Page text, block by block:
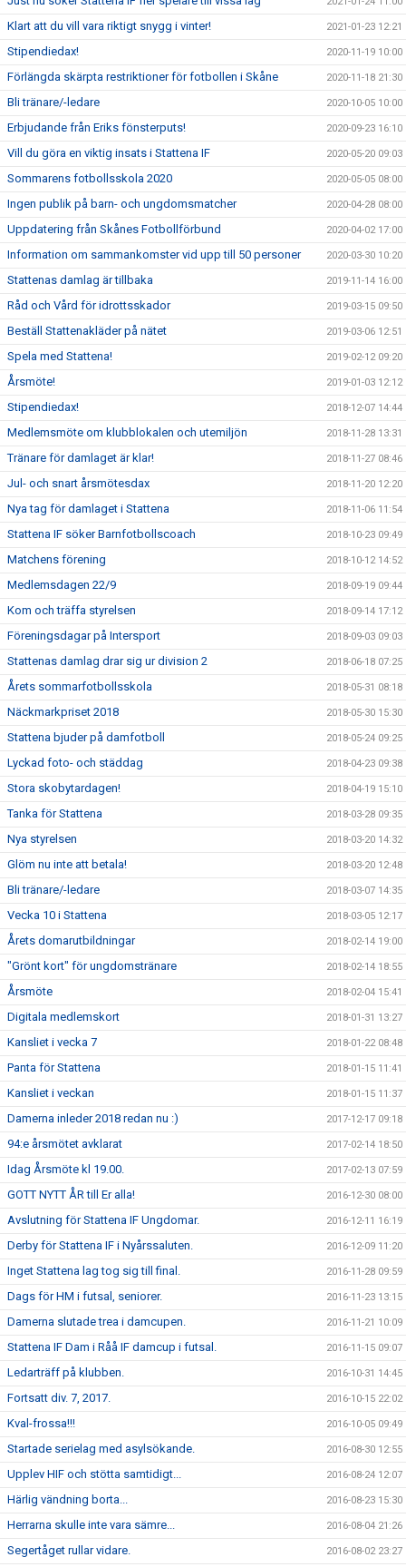
Klart att du vill vara riktigt snygg i vinter! 2021-01-23 12:21
Stipendiedax! 2020-11-19 10:00
Förlängda skärpta restriktioner för fotbollen i Skåne 2020-11-18 21:30
Bli tränare/-ledare 2020-10-05 10:00
Erbjudande från Eriks fönsterputs! 2020-09-23 16:10
Vill du göra en viktig insats i Stattena IF 2020-05-20 09:03
Sommarens fotbollsskola 2020 2020-05-05 08:00
Ingen publik på barn- och ungdomsmatcher 2020-04-28 08:00
Uppdatering från Skånes Fotbollförbund 2020-04-02 17:00
Information om sammankomster vid upp till 50 personer 2020-03-30 10:20
Stattenas damlag är tillbaka 2019-11-14 16:00
Råd och Vård för idrottsskador 2019-03-15 09:50
Beställ Stattenakläder på nätet 2019-03-06 12:51
Spela med Stattena! 2019-02-12 09:20
Årsmöte! 2019-01-03 12:12
Stipendiedax! 2018-12-07 14:44
Medlemsmöte om klubblokalen och utemiljön 2018-11-28 13:31
Tränare för damlaget är klar! 2018-11-27 08:46
Jul- och snart årsmötesdax 2018-11-20 12:20
Nya tag för damlaget i Stattena 2018-11-06 11:54
Stattena IF söker Barnfotbollscoach 2018-10-23 09:49
Matchens förening 2018-10-12 14:52
Medlemsdagen 22/9 2018-09-19 09:44
Kom och träffa styrelsen 2018-09-14 17:12
Föreningsdagar på Intersport 2018-09-03 09:03
Stattenas damlag drar sig ur division 2 2018-06-18 07:25
Årets sommarfotbollsskola 2018-05-31 08:18
Näckmarkpriset 2018 2018-05-30 15:30
Stattena bjuder på damfotboll 2018-05-24 09:25
Lyckad foto- och städdag 2018-04-23 09:38
Stora skobytardagen! 2018-04-19 15:10
Tanka för Stattena 2018-03-28 09:35
Nya styrelsen 2018-03-20 14:32
Glöm nu inte att betala! 2018-03-20 12:48
Bli tränare/-ledare 2018-03-07 14:35
Vecka 10 i Stattena 2018-03-05 12:17
Årets domarutbildningar 2018-02-14 19:00
"Grönt kort" för ungdomstränare 2018-02-14 18:55
Årsmöte 2018-02-04 15:41
Digitala medlemskort 2018-01-31 13:27
Kansliet i vecka 7 2018-01-22 08:48
Panta för Stattena 2018-01-15 11:41
Kansliet i veckan 2018-01-15 11:37
Damerna inleder 2018 redan nu :) 2017-12-17 09:18
94:e årsmötet avklarat 2017-02-14 18:50
Idag Årsmöte kl 19.00. 2017-02-13 07:59
GOTT NYTT ÅR till Er alla! 2016-12-30 08:00
Avslutning för Stattena IF Ungdomar. 2016-12-11 16:19
Derby för Stattena IF i Nyårssaluten. 2016-12-09 11:20
Inget Stattena lag tog sig till final. 2016-11-28 09:59
Dags för HM i futsal, seniorer. 2016-11-23 13:15
Damerna slutade trea i damcupen. 2016-11-21 10:09
Stattena IF Dam i Råå IF damcup i futsal. 2016-11-15 09:07
Ledarträff på klubben. 2016-10-31 14:45
Fortsatt div. 7, 2017. 2016-10-15 22:02
Kval-frossa!!! 2016-10-05 09:49
Startade serielag med asylsökande. 2016-08-30 12:55
Upplev HIF och stötta samtidigt... 2016-08-24 12:07
Härlig vändning borta... 2016-08-23 15:30
Herrarna skulle inte vara sämre... 2016-08-04 21:26
Segertåget rullar vidare. 2016-08-02 23:27